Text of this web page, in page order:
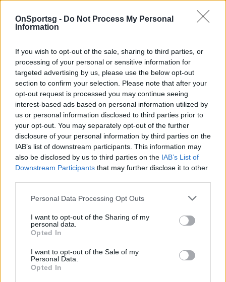
OnSportsg - Do Not Process My Personal
Information
If you wish to opt-out of the sale, sharing to third parties, or
processing of your personal or sensitive information for
targeted advertising by us, please use the below opt-out
section to confirm your selection. Please note that after your
opt-out request is processed you may continue seeing
interest-based ads based on personal information utilized by
us or personal information disclosed to third parties prior to
your opt-out. You may separately opt-out of the further
disclosure of your personal information by third parties on the
IAB’s list of downstream participants. This information may
also be disclosed by us to third parties on the IAB’s List of
Downstream Participants that may further disclose it to other
Personal Data Processing Opt Outs
I want to opt-out of the Sharing of my
personal data.
Opted In
I want to opt-out of the Sale of my
Personal Data.
Opted In
Παιχνίδι από παντού στη Novibet με το
νέο Mobile App